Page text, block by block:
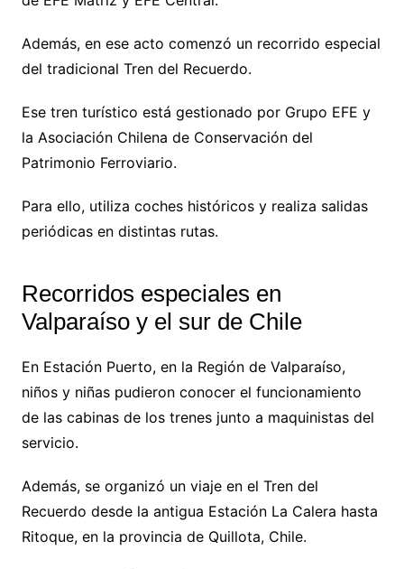
Además, en ese acto comenzó un recorrido especial
del tradicional Tren del Recuerdo.
Ese tren turístico está gestionado por Grupo EFE y
la Asociación Chilena de Conservación del
Patrimonio Ferroviario.
Para ello, utiliza coches históricos y realiza salidas
periódicas en distintas rutas.
Recorridos especiales en
Valparaíso y el sur de Chile
En Estación Puerto, en la Región de Valparaíso,
niños y niñas pudieron conocer el funcionamiento
de las cabinas de los trenes junto a maquinistas del
servicio.
Además, se organizó un viaje en el Tren del
Recuerdo desde la antigua Estación La Calera hasta
Ritoque, en la provincia de Quillota, Chile.